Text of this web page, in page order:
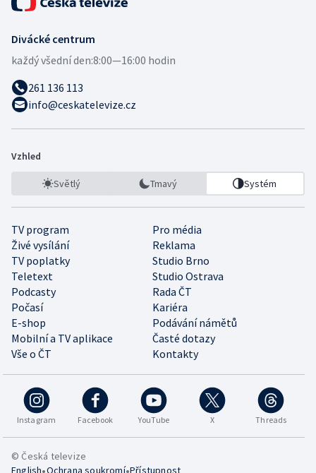
Divácké centrum
každý všední den:8:00—16:00 hodin
261 136 113
info@ceskatelevize.cz
Vzhled
Světlý Tmavý Systém
TV program
Pro média
Živé vysílání
Reklama
TV poplatky
Studio Brno
Teletext
Studio Ostrava
Podcasty
Rada ČT
Počasí
Kariéra
E-shop
Podávání námětů
Mobilní a TV aplikace
Časté dotazy
Vše o ČT
Kontakty
Instagram Facebook YouTube X Threads
© Česká televize
English•Ochrana soukromí•Přístupnost